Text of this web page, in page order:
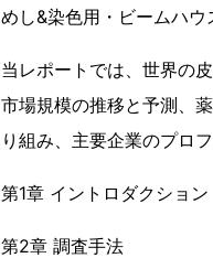
めし&染色用・ビームハウ
当レポートでは、世界の
市場規模の推移と予測、
り組み、主要企業のプロ
第1章 イントロダクション
第2章 調査手法